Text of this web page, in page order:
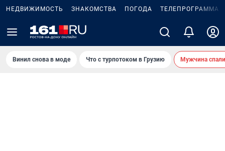
НЕДВИЖИМОСТЬ ЗНАКОМСТВА ПОГОДА ТЕЛЕПРОГРАММА
Винил снова в моде Что с турпотоком в Грузию Мужчина